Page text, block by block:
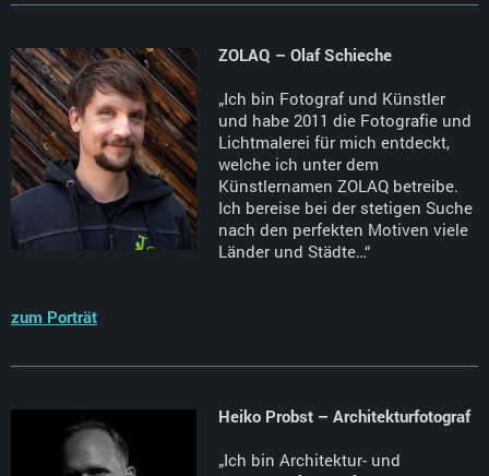
ZOLAQ – Olaf Schieche
„Ich bin Fotograf und Künstler
und habe 2011 die Fotografie und
Lichtmalerei für mich entdeckt,
welche ich unter dem
Künstlernamen ZOLAQ betreibe.
Ich bereise bei der stetigen Suche
nach den perfekten Motiven viele
Länder und Städte…“
zum Porträt
Heiko Probst – Architekturfotograf
„Ich bin Architektur- und